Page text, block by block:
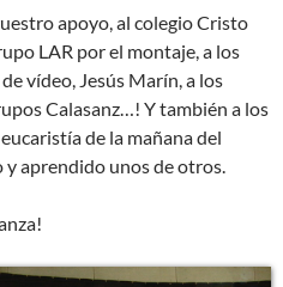
apoyo, al colegio Cristo
LAR por el montaje, a los
vídeo, Jesús Marín, a los
Calasanz…! Y también a los
de la mañana del
aprendido unos de otros.